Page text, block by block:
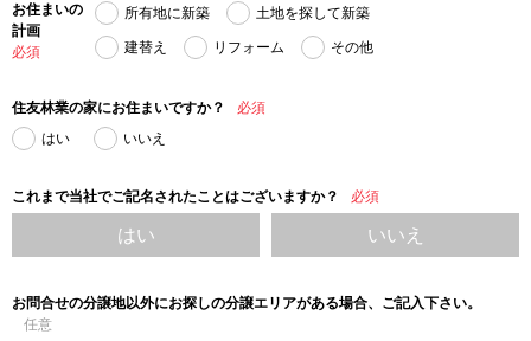
お住まいの
計画
必須
所有地に新築 土地を探して新築
建替え リフォーム その他
住友林業の家にお住まいですか？
必須
はい
いいえ
これまで当社でご記名されたことはございますか？ 必須
はい いいえ
お問合せの分譲地以外にお探しの分譲エリアがある場合、ご記入下さい。
任意